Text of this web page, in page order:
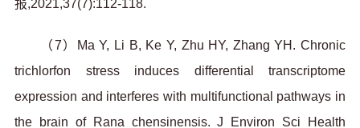
报,2021,37(7):112-118.
（7）Ma Y, Li B, Ke Y, Zhu HY, Zhang YH. Chronic
trichlorfon stress induces differential transcriptome
expression and interferes with multifunctional pathways in
the brain of Rana chensinensis. J Environ Sci Health